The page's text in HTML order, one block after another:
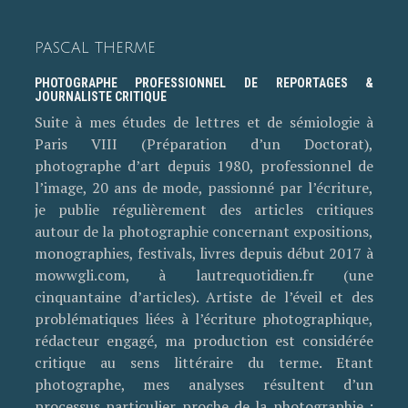
PASCAL THERME
PHOTOGRAPHE PROFESSIONNEL DE REPORTAGES &
JOURNALISTE CRITIQUE
Suite à mes études de lettres et de sémiologie à
Paris VIII (Préparation d’un Doctorat),
photographe d’art depuis 1980, professionnel de
l’image, 20 ans de mode, passionné par l’écriture,
je publie régulièrement des articles critiques
autour de la photographie concernant expositions,
monographies, festivals, livres depuis début 2017 à
mowwgli.com, à lautrequotidien.fr (une
cinquantaine d’articles). Artiste de l’éveil et des
problématiques liées à l’écriture photographique,
rédacteur engagé, ma production est considérée
critique au sens littéraire du terme. Etant
photographe, mes analyses résultent d’un